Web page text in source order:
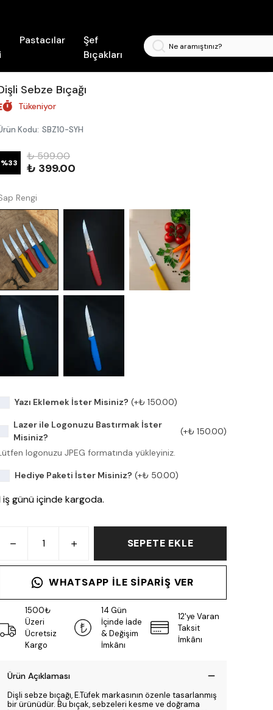
Pastacılar
Şef
Bıçakları
Sebze Bıçağı
Tükeniyor
Kodu: SBZ10-SYH
%33
₺ 599.00
₺ 399.00
Rengi
Yazı Eklemek İster Misiniz? (+₺ 150.00)
Lazer ile Logonuzu Bastırmak İster
Misiniz?
(+₺ 150.00)
logonuzu JPEG formatında yükleyiniz.
Hediye Paketi İster Misiniz? (+₺ 50.00)
iş günü içinde kargoda.
SEPETE EKLE
WHATSAPP ILE SIPARIŞ VER
1500₺
Üzeri
Ücretsiz
Kargo
14 Gün
İçinde İade
& Değişim
İmkânı
12'ye Varan
Taksit
İmkânı
Ürün Açıklaması
Dişli sebze bıçağı, E.Tüfek markasının özenle tasarlanmış
bir ürünüdür. Bu bıçak, sebzeleri kesme ve doğrama